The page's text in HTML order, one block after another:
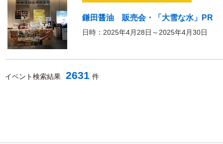
鎌田醤油 販売会・「大雪な水」PR
日時：2025年4月28日～2025年4月30日
イベント検索結果 2631 件